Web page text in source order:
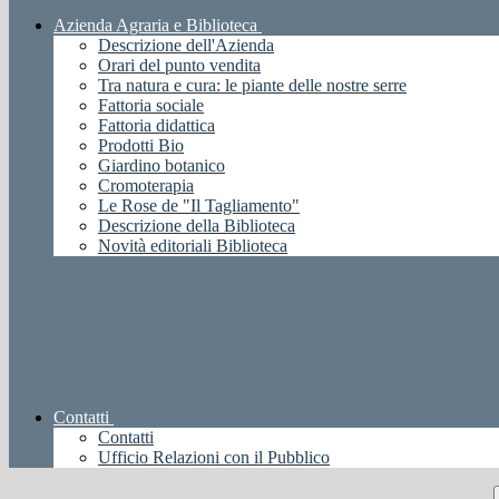
Azienda Agraria e Biblioteca
Descrizione dell'Azienda
Orari del punto vendita
Tra natura e cura: le piante delle nostre serre
Fattoria sociale
Fattoria didattica
Prodotti Bio
Giardino botanico
Cromoterapia
Le Rose de "Il Tagliamento"
Descrizione della Biblioteca
Novità editoriali Biblioteca
Contatti
Contatti
Ufficio Relazioni con il Pubblico